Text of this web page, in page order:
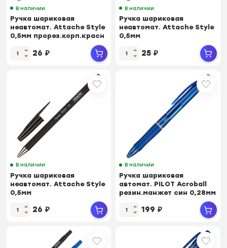
В наличии
Ручка шариковая
неавтомат. Attache Style
0,5мм прорез.корп.красн
26 ₽
В наличии
Ручка шариковая
неавтомат. Attache Style
0,5мм
прорезин.корп.синий ст
25 ₽
В наличии
Ручка шариковая
неавтомат. Attache Style
0,5мм
прорезин.корп.черн ст
26 ₽
В наличии
Ручка шариковая
автомат. PILOT Acroball
резин.манжет син 0,28мм
199 ₽